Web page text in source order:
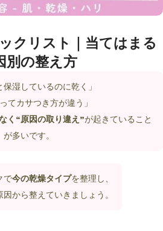
クリスト｜当てはまる
別の整え方
保湿しているのに乾く」
てカサつき方が違う」
く“原因の取り違え”が起きていること
が多いです。
で今の乾燥タイプを整理し、
から整えていきましょう。